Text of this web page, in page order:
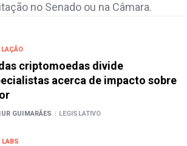
no Senado ou na Câmara.
criptomoedas divide
acerca de impacto sobre
GUIMARÃES | LEGISLATIVO
LABS